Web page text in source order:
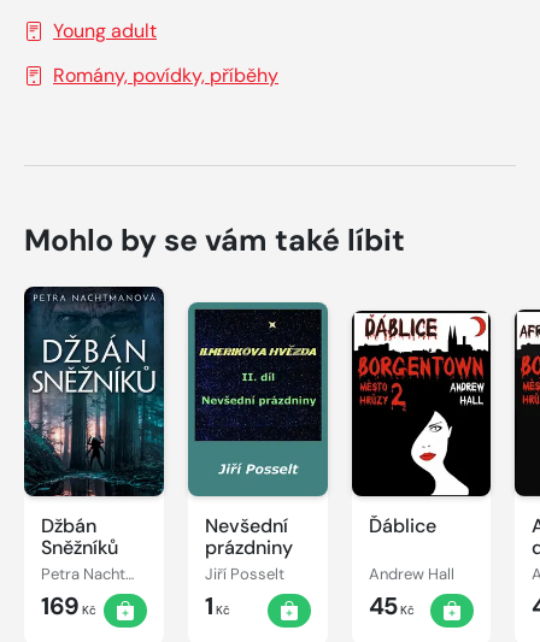
Young adult
Romány, povídky, příběhy
Mohlo by se vám také líbit
Džbán
Sněžníků
Petra Nachtmanová
169 Kč
Nevšední
prázdniny
Jiří Posselt
1 Kč
Ďáblice
Andrew Hall
45Kč